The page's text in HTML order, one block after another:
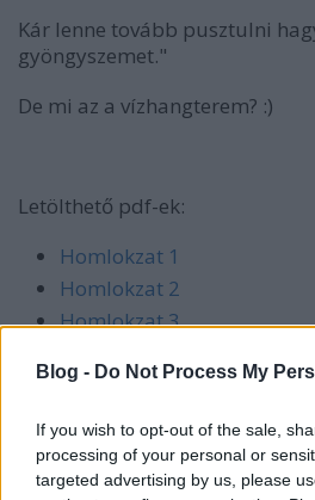
Blog - Do Not Process My
If you wish to opt-out of the sale,
processing of your personal or
targeted advertising by us, please
Kár lenne tovább pusztulni
gyöngyszemet."
De mi az a vízhangterem? :)
Letölthető pdf-ek:
Homlokzat 1
Homlokzat 2
Homlokzat 3
A-A metszet
B-B metszet
Pince
Földszint, recepció